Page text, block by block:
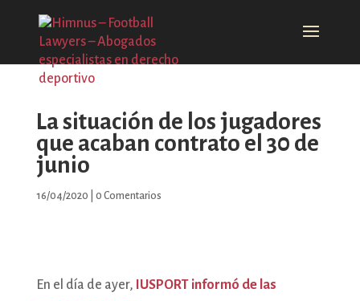
La situación de los jugadores
que acaban contrato el 30 de
junio
16/04/2020 0 Comentarios
En el día de ayer, IUSPORT informó de las